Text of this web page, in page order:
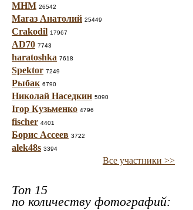
МНМ 26542
Магаз Анатолий 25449
Crakodil 17967
AD70 7743
haratoshka 7618
Spektor 7249
Рыбак 6790
Николай Наседкин 5090
Ігор Кузьменко 4796
fischer 4401
Борис Ассеев 3722
alek48s 3394
Все участники >>
Топ 15
по количеству фотографий: